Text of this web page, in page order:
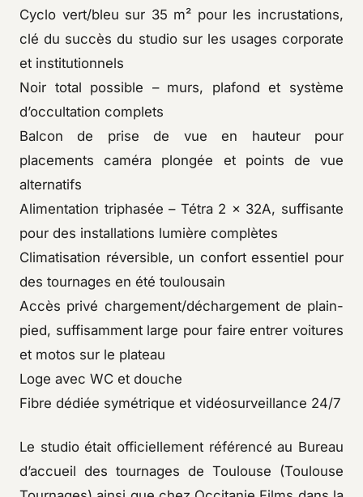
Cyclo vert/bleu sur 35 m² pour les incrustations,
clé du succès du studio sur les usages corporate
et institutionnels
Noir total possible – murs, plafond et système
d’occultation complets
Balcon de prise de vue en hauteur pour
placements caméra plongée et points de vue
alternatifs
Alimentation triphasée – Tétra 2 × 32A, suffisante
pour des installations lumière complètes
Climatisation réversible, un confort essentiel pour
des tournages en été toulousain
Accès privé chargement/déchargement de plain-
pied, suffisamment large pour faire entrer voitures
et motos sur le plateau
Loge avec WC et douche
Fibre dédiée symétrique et vidéosurveillance 24/7
Le studio était officiellement référencé au Bureau
d’accueil des tournages de Toulouse (Toulouse